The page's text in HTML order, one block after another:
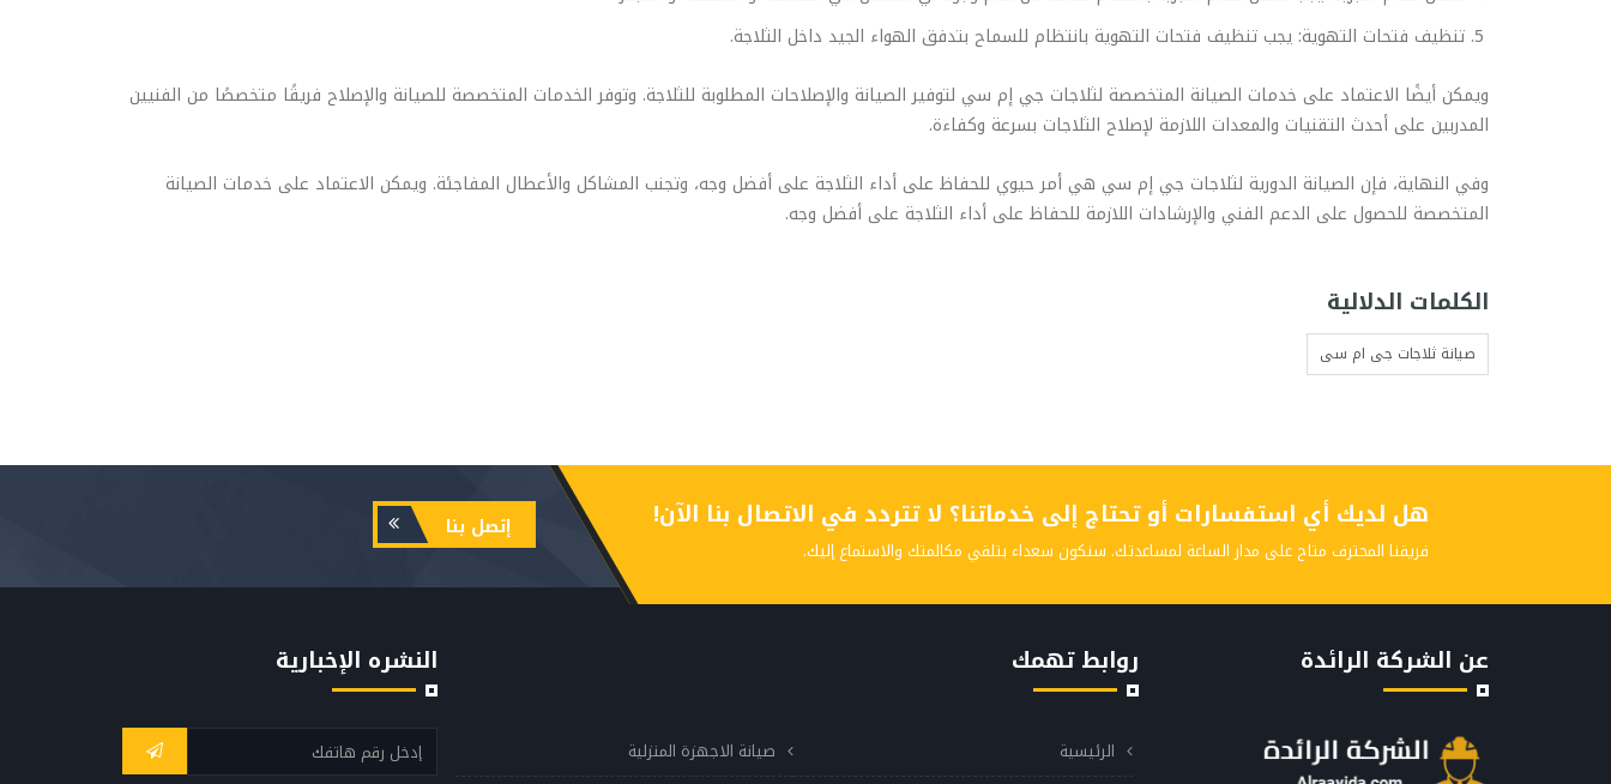
تنظيف فتحات التهوية: يجب تنظيف فتحات التهوية بانتظام للسماح بتدفق الهواء الجيد داخل الثلاجة.
ويمكن أيضًا الاعتماد على خدمات الصيانة المتخصصة لثلاجات جي إم سي لتوفير الصيانة والإصلاحات المطلوبة للثلاجة. وتوفر الخدمات المتخصصة للصيانة والإصلاح فريقًا متخصصًا من الفنيين
المدربين على أحدث التقنيات والمعدات اللازمة لإصلاح الثلاجات بسرعة وكفاءة.
وفي النهاية، فإن الصيانة الدورية لثلاجات جي إم سي هي أمر حيوي للحفاظ على أداء الثلاجة على أفضل وجه، وتجنب المشاكل والأعطال المفاجئة. ويمكن الاعتماد على خدمات الصيانة
المتخصصة للحصول على الدعم الفني والإرشادات اللازمة للحفاظ على أداء الثلاجة على أفضل وجه.
الكلمات الدلالية
صيانة ثلاجات جى ام سى
هل لديك أي استفسارات أو تحتاج إلى خدماتنا؟ لا تتردد في الاتصال بنا الآن!
فريقنا المحترف متاح على مدار الساعة لمساعدتك. سنكون سعداء بتلقي مكالمتك والاستماع إليك.
إتصل بنا
عن الشركة الرائدة روابط تهمك
الرئيسية
صيانة الاجهزة المنزلية
النشره الإخبارية